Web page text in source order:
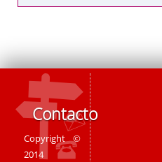
Contacto
Copyright ©
2014